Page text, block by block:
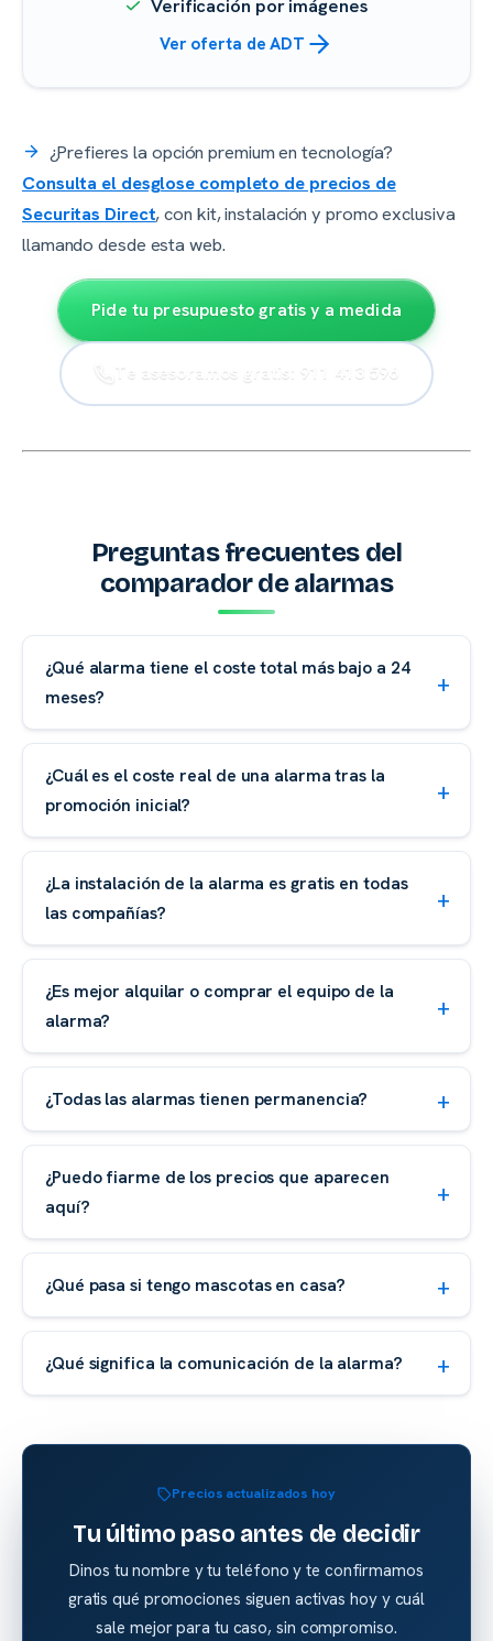
Verificación por imágenes
Ver oferta de ADT
¿Prefieres la opción premium en tecnología?
Consulta el desglose completo de precios de
Securitas Direct, con kit, instalación y promo exclusiva
llamando desde esta web.
Pide tu presupuesto gratis y a medida
Te asesoramos gratis: 911 413 596
Preguntas frecuentes del
comparador de alarmas
¿Qué alarma tiene el coste total más bajo a 24
meses?
¿Cuál es el coste real de una alarma tras la
promoción inicial?
¿La instalación de la alarma es gratis en todas
las compañías?
¿Es mejor alquilar o comprar el equipo de la
alarma?
¿Todas las alarmas tienen permanencia?
¿Puedo fiarme de los precios que aparecen
aquí?
¿Qué pasa si tengo mascotas en casa?
¿Qué significa la comunicación de la alarma?
Precios actualizados hoy
Tu último paso antes de decidir
Dinos tu nombre y tu teléfono y te confirmamos
gratis qué promociones siguen activas hoy y cuál
sale mejor para tu caso, sin compromiso.